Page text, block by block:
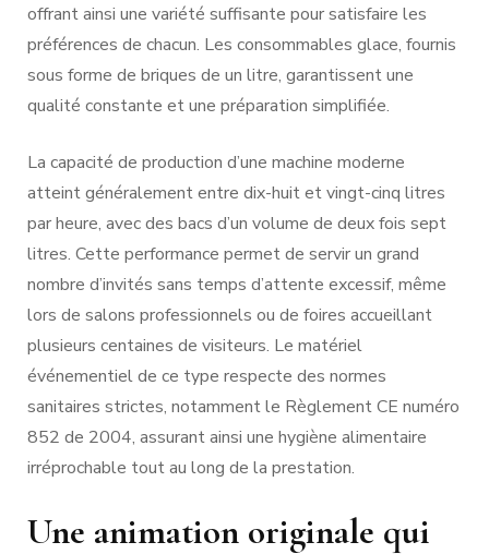
offrant ainsi une variété suffisante pour satisfaire les
préférences de chacun. Les consommables glace, fournis
sous forme de briques de un litre, garantissent une
qualité constante et une préparation simplifiée.
La capacité de production d’une machine moderne
atteint généralement entre dix-huit et vingt-cinq litres
par heure, avec des bacs d’un volume de deux fois sept
litres. Cette performance permet de servir un grand
nombre d’invités sans temps d’attente excessif, même
lors de salons professionnels ou de foires accueillant
plusieurs centaines de visiteurs. Le matériel
événementiel de ce type respecte des normes
sanitaires strictes, notamment le Règlement CE numéro
852 de 2004, assurant ainsi une hygiène alimentaire
irréprochable tout au long de la prestation.
Une animation originale qui